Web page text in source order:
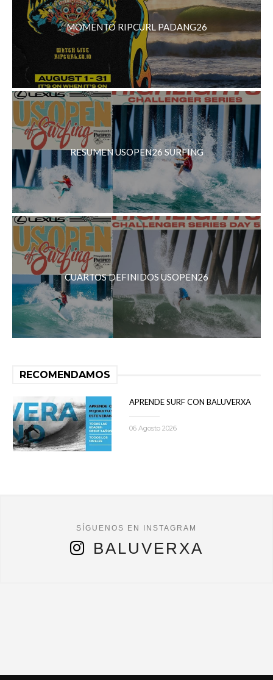
MOMENTO RIPCURL PADANG26
RESUMEN USOPEN26 SURFING
CUARTOS DEFINIDOS USOPEN26
RECOMENDAMOS
APRENDE SURF CON BALUVERXA
06 Agosto 2026
BALUVERXA